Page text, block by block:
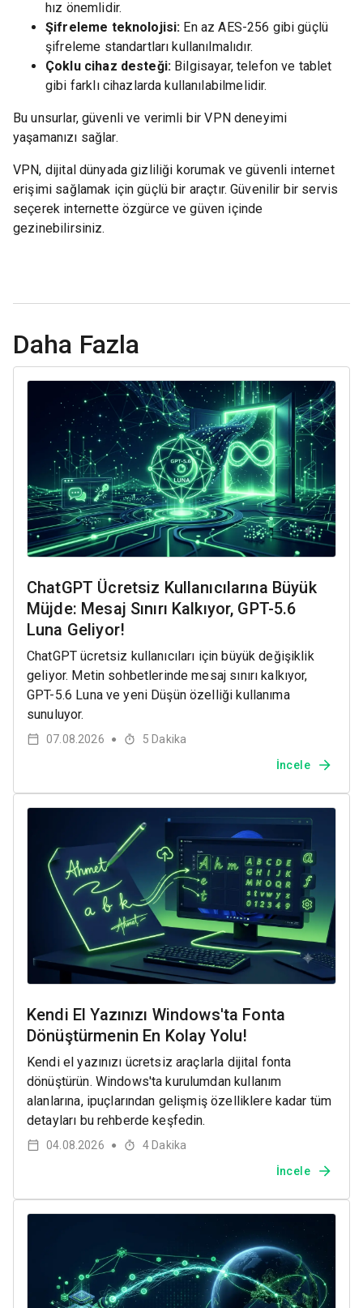
hız önemlidir.
Şifreleme teknolojisi: En az AES-256 gibi güçlü
şifreleme standartları kullanılmalıdır.
Çoklu cihaz desteği: Bilgisayar, telefon ve tablet
gibi farklı cihazlarda kullanılabilmelidir.
Bu unsurlar, güvenli ve verimli bir VPN deneyimi
yaşamanızı sağlar.
VPN, dijital dünyada gizliliği korumak ve güvenli internet
erişimi sağlamak için güçlü bir araçtır. Güvenilir bir servis
seçerek internette özgürce ve güven içinde
gezinebilirsiniz.
Daha Fazla
ChatGPT Ücretsiz Kullanıcılarına Büyük
Müjde: Mesaj Sınırı Kalkıyor, GPT-5.6
Luna Geliyor!
ChatGPT ücretsiz kullanıcıları için büyük değişiklik
geliyor. Metin sohbetlerinde mesaj sınırı kalkıyor,
GPT-5.6 Luna ve yeni Düşün özelliği kullanıma
sunuluyor.
07.08.2026 ● 5 Dakika
İncele
Kendi El Yazınızı Windows'ta Fonta
Dönüştürmenin En Kolay Yolu!
Kendi el yazınızı ücretsiz araçlarla dijital fonta
dönüştürün. Windows'ta kurulumdan kullanım
alanlarına, ipuçlarından gelişmiş özelliklere kadar tüm
detayları bu rehberde keşfedin.
04.08.2026 ● 4 Dakika
İncele